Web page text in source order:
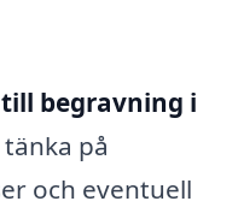
begravning i
på
och eventuell